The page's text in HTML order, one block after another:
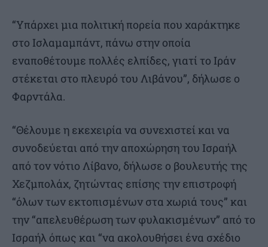
“Υπάρχει μια πολιτική πορεία που χαράκτηκε
στο Ισλαμαμπάντ, πάνω στην οποία
εναποθέτουμε πολλές ελπίδες, γιατί το Ιράν
στέκεται στο πλευρό του Λιβάνου”, δήλωσε ο
Φαρντάλα.
“Θέλουμε η εκεχειρία να συνεχιστεί και να
συνοδεύεται από την αποχώρηση του Ισραήλ
από τον νότιο Λίβανο, δήλωσε ο βουλευτής της
Χεζμπολάχ, ζητώντας επίσης την επιστροφή
“όλων των εκτοπισμένων στα χωριά τους” και
την “απελευθέρωση των φυλακισμένων” από το
Ισραήλ όπως και “να ακολουθήσει ένα σχέδιο